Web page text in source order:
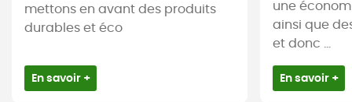
mettons en avant des produits
durables et éco
En savoir +
une
ainsi que
et donc ...
En savoir +